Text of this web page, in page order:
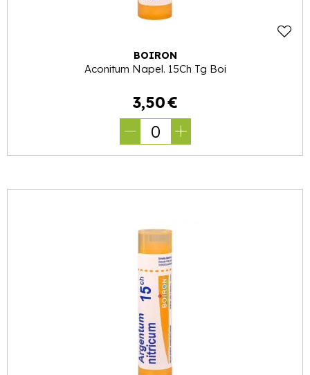
BOIRON
Aconitum Napel. 15Ch Tg Boi
3,50€
0